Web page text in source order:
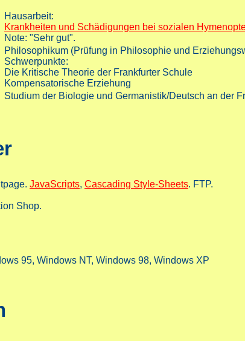
Hausarbeit:
Krankheiten und Schädigungen bei sozialen
Note: "Sehr gut".
Philosophikum (Prüfung in Philosophie und
Schwerpunkte:
Die Kritische Theorie der Frankfurter Schule
Kompensatorische Erziehung
Studium der Biologie und Germanistik/Deutsch an der
JavaScripts, Cascading Style-Sheets. FTP.
Shop.
95, Windows NT, Windows 98, Windows XP